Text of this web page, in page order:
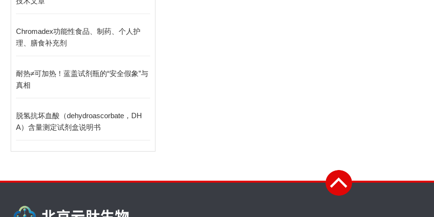
Chromadex功能性食品、制药、个人护
理、膳食补充剂
耐热≠可加热！蓝盖试剂瓶的“安全假象”与
真相
脱氢抗坏血酸（dehydroascorbate，DH
A）含量测定试剂盒说明书